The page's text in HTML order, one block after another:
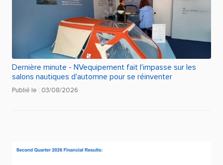
PRIX : 148 200 €
Dernière minute - NVequipement fait l'impasse sur les
salons nautiques d'automne pour se réinventer
Publié le : 03/08/2026